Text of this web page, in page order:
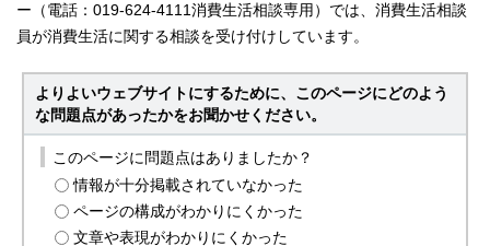
ー（電話：019-624-4111消費生活相談専用）では、消費生活相談
員が消費生活に関する相談を受け付けしています。
よりよいウェブサイトにするために、このページにどのよう
な問題点があったかをお聞かせください。
このページに問題点はありましたか？
情報が十分掲載されていなかった
ページの構成がわかりにくかった
文章や表現がわかりにくかった